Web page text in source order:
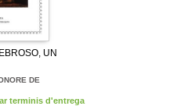
UN
DE
terminis d'entrega